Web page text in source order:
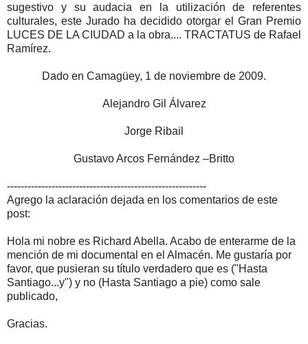
sugestivo y su audacia en la utilización de referentes
culturales, este Jurado ha decidido otorgar el Gran Premio
LUCES DE LA CIUDAD a la obra.... TRACTATUS de Rafael
Ramírez.
Dado en Camagüey, 1 de noviembre de 2009.
Alejandro Gil Álvarez
Jorge Ribail
Gustavo Arcos Fernández –Britto
----------------------------------------------------------
Agrego la aclaración dejada en los comentarios de este
post:
Hola mi nobre es Richard Abella. Acabo de enterarme de la
mención de mi documental en el Almacén. Me gustaría por
favor, que pusieran su título verdadero que es ("Hasta
Santiago...y") y no (Hasta Santiago a pie) como sale
publicado,
Gracias.